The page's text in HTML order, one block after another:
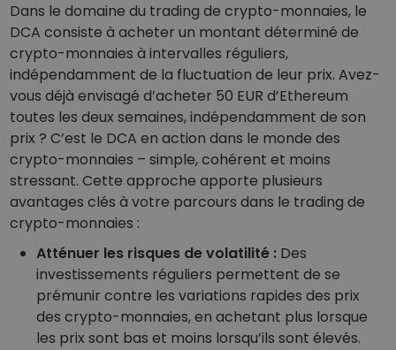
Dans le domaine du trading de crypto-monnaies, le
DCA consiste à acheter un montant déterminé de
crypto-monnaies à intervalles réguliers,
indépendamment de la fluctuation de leur prix. Avez-
vous déjà envisagé d’acheter 50 EUR d’Ethereum
toutes les deux semaines, indépendamment de son
prix ? C’est le DCA en action dans le monde des
crypto-monnaies – simple, cohérent et moins
stressant. Cette approche apporte plusieurs
avantages clés à votre parcours dans le trading de
crypto-monnaies :
Atténuer les risques de volatilité : Des
investissements réguliers permettent de se
prémunir contre les variations rapides des prix
des crypto-monnaies, en achetant plus lorsque
les prix sont bas et moins lorsqu’ils sont élevés.